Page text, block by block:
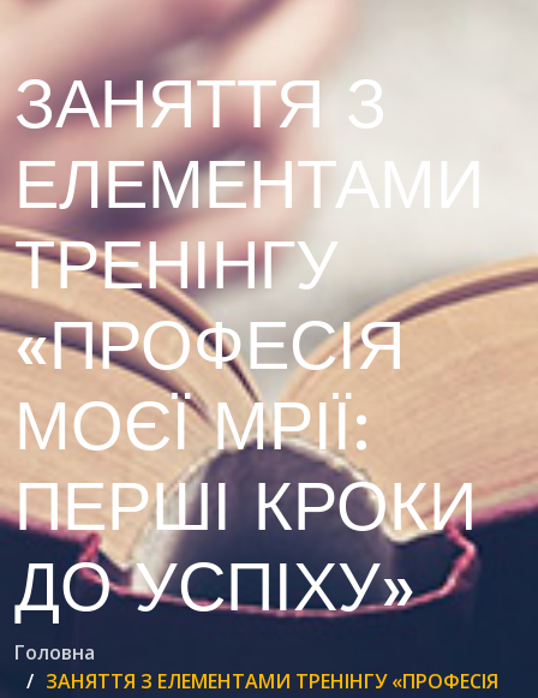
ЗАНЯТТЯ З
ЕЛЕМЕНТАМИ
ТРЕНІНГУ
«ПРОФЕСІЯ
МОЄЇ МРІЇ:
ПЕРШІ КРОКИ
ДО УСПІХУ»
Головна
ЗАНЯТТЯ З ЕЛЕМЕНТАМИ ТРЕНІНГУ «ПРОФЕСІЯ